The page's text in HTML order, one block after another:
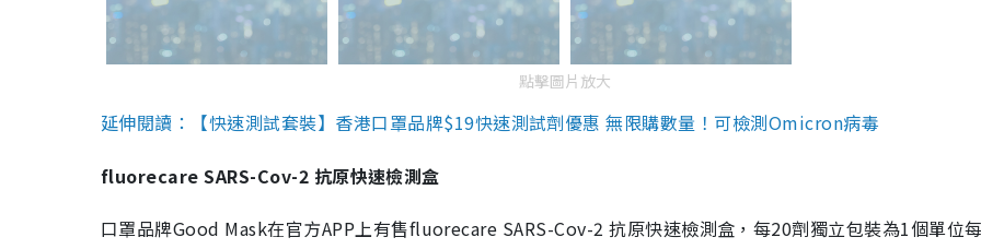
點擊圖片放大
延伸閱讀：【快速測試套裝】香港口罩品牌$19快速測試劑優惠 無限購數量！可檢測Omicron病毒
fluorecare SARS-Cov-2 抗原快速檢測盒
口罩品牌Good Mask在官方APP上有售fluorecare SARS-Cov-2 抗原快速檢測盒，每20劑獨立包裝為1個單位